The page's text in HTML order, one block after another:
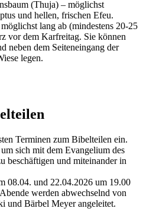
(Thuja) – möglichst
und hellen, frischen Efeu.
lang ab (mindestens 20-25
vor dem Karfreitag. Sie können
neben dem Seiteneingang der
legen.
Terminen zum Bibelteilen ein.
sich mit dem Evangelium des
beschäftigen und miteinander in
08.04. und 22.04.2026 um 19.00
werden abwechselnd von
und Bärbel Meyer angeleitet.